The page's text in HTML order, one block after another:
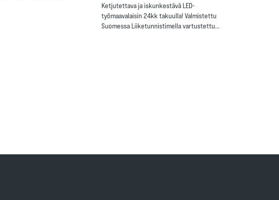
Ketjutettava ja iskunkestävä LED-
työmaavalaisin 24kk takuulla! Valmistettu
Suomessa Liiketunnistimella vartustettu…